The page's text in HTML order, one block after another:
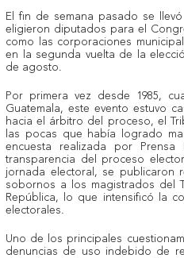
El fin de semana pasado se
eligieron diputados para el
como las corporaciones
en la segunda vuelta de la
de agosto.
Por primera vez desde 1985,
Guatemala, este evento estuvo
hacia el árbitro del proceso, el
las pocas que había logrado
encuesta realizada por
transparencia del proceso
jornada electoral, se publicaron
sobornos a los magistrados del
República, lo que intensificó la
electorales.
Uno de los principales
denuncias de uso indebido de